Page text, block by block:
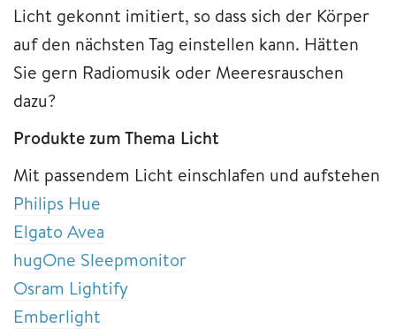
Licht gekonnt imitiert, so dass sich der Körper
auf den nächsten Tag einstellen kann. Hätten
Sie gern Radiomusik oder Meeresrauschen
dazu?
Produkte zum Thema Licht
Mit passendem Licht einschlafen und aufstehen
Philips Hue
Elgato Avea
hugOne Sleepmonitor
Osram Lightify
Emberlight